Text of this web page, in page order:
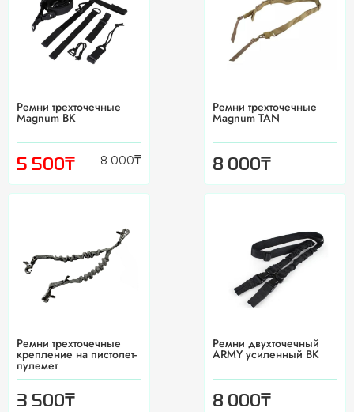
Pемни трехточечные
Magnum BK
5 500₸ 8 000₸
Pемни трехточечные
Magnum TAN
8 000₸
Pемни трехточечные
крепление на пистолет-
пулемет
3 500₸
Ремни двухточечный
ARMY усиленный BK
8 000₸